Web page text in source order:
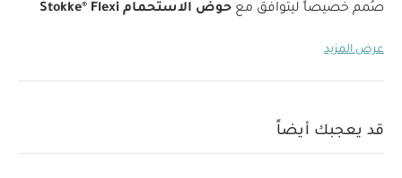
صُمم خصيصاً ليتوافق مع
حوض الاستحمام Stokke® Flexi
الظهر ويجعل تجربة الاستحمام أسهل وأكثر راحة.
تتوافق مع لوائح الاتحاد الأوروبي الجديدة الخاصة بحوامل أحواض
عرض المزيد
قد يعجبك أيضاً